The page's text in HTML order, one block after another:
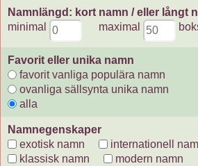
Namnlängd: kort namn / eller långt
minimal
maximal
Favorit eller unika namn
favorit vanliga populära namn
ovanliga sällsynta unika namn
alla
Namnegenskaper
exotisk namn
internationell
klassisk namn
modern namn